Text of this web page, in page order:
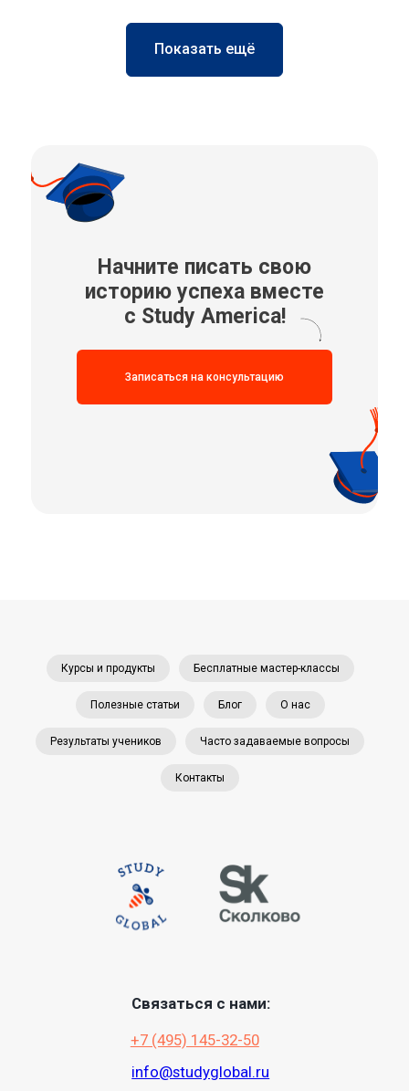
Показать ещё
Начните писать свою
историю успеха вместе
с Study America!
Записаться на консультацию
Курсы и продукты Бесплатные мастер-классы
Полезные статьи Блог О нас
Результаты учеников Часто задаваемые вопросы
Контакты